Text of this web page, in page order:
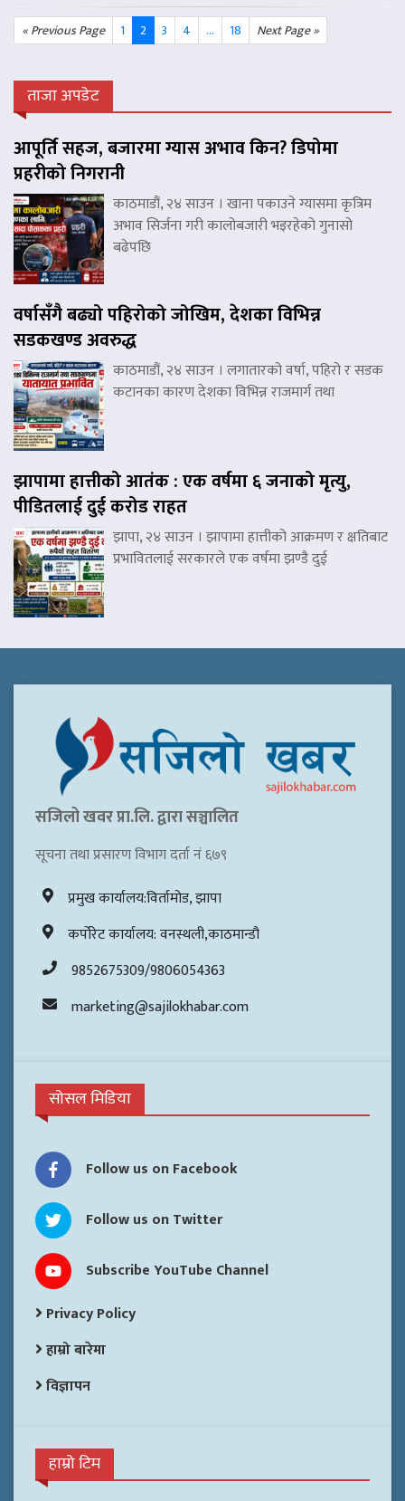
« Previous Page 1 2 3 4 ... 18 Next Page »
ताजा अपडेट
आपूर्ति सहज, बजारमा ग्यास अभाव किन? डिपोमा
प्रहरीको निगरानी
काठमाडौं, २४ साउन । खाना पकाउने ग्यासमा कृत्रिम
अभाव सिर्जना गरी कालोबजारी भइरहेको गुनासो
बढेपछि
वर्षासँगै बढ्यो पहिरोको जोखिम, देशका विभिन्न
सडकखण्ड अवरुद्ध
काठमाडौं, २४ साउन । लगातारको वर्षा, पहिरो र सडक
कटानका कारण देशका विभिन्न राजमार्ग तथा
झापामा हात्तीको आतंक : एक वर्षमा ६ जनाको मृत्यु,
पीडितलाई दुई करोड राहत
झापा, २४ साउन । झापामा हात्तीको आक्रमण र क्षतिबाट
प्रभावितलाई सरकारले एक वर्षमा झण्डै दुई
सजिलो खवर प्रा.लि. द्वारा सञ्चालित
सूचना तथा प्रसारण विभाग दर्ता नं ६७९
प्रमुख कार्यालय:विर्तामोड, झापा
कर्पोरेट कार्यालय: वनस्थली,काठमान्डौ
9852675309/9806054363
marketing@sajilokhabar.com
सोसल मिडिया
Follow us on Facebook
Follow us on Twitter
Subscribe YouTube Channel
Privacy Policy
हाम्रो बारेमा
विज्ञापन
हाम्रो टिम